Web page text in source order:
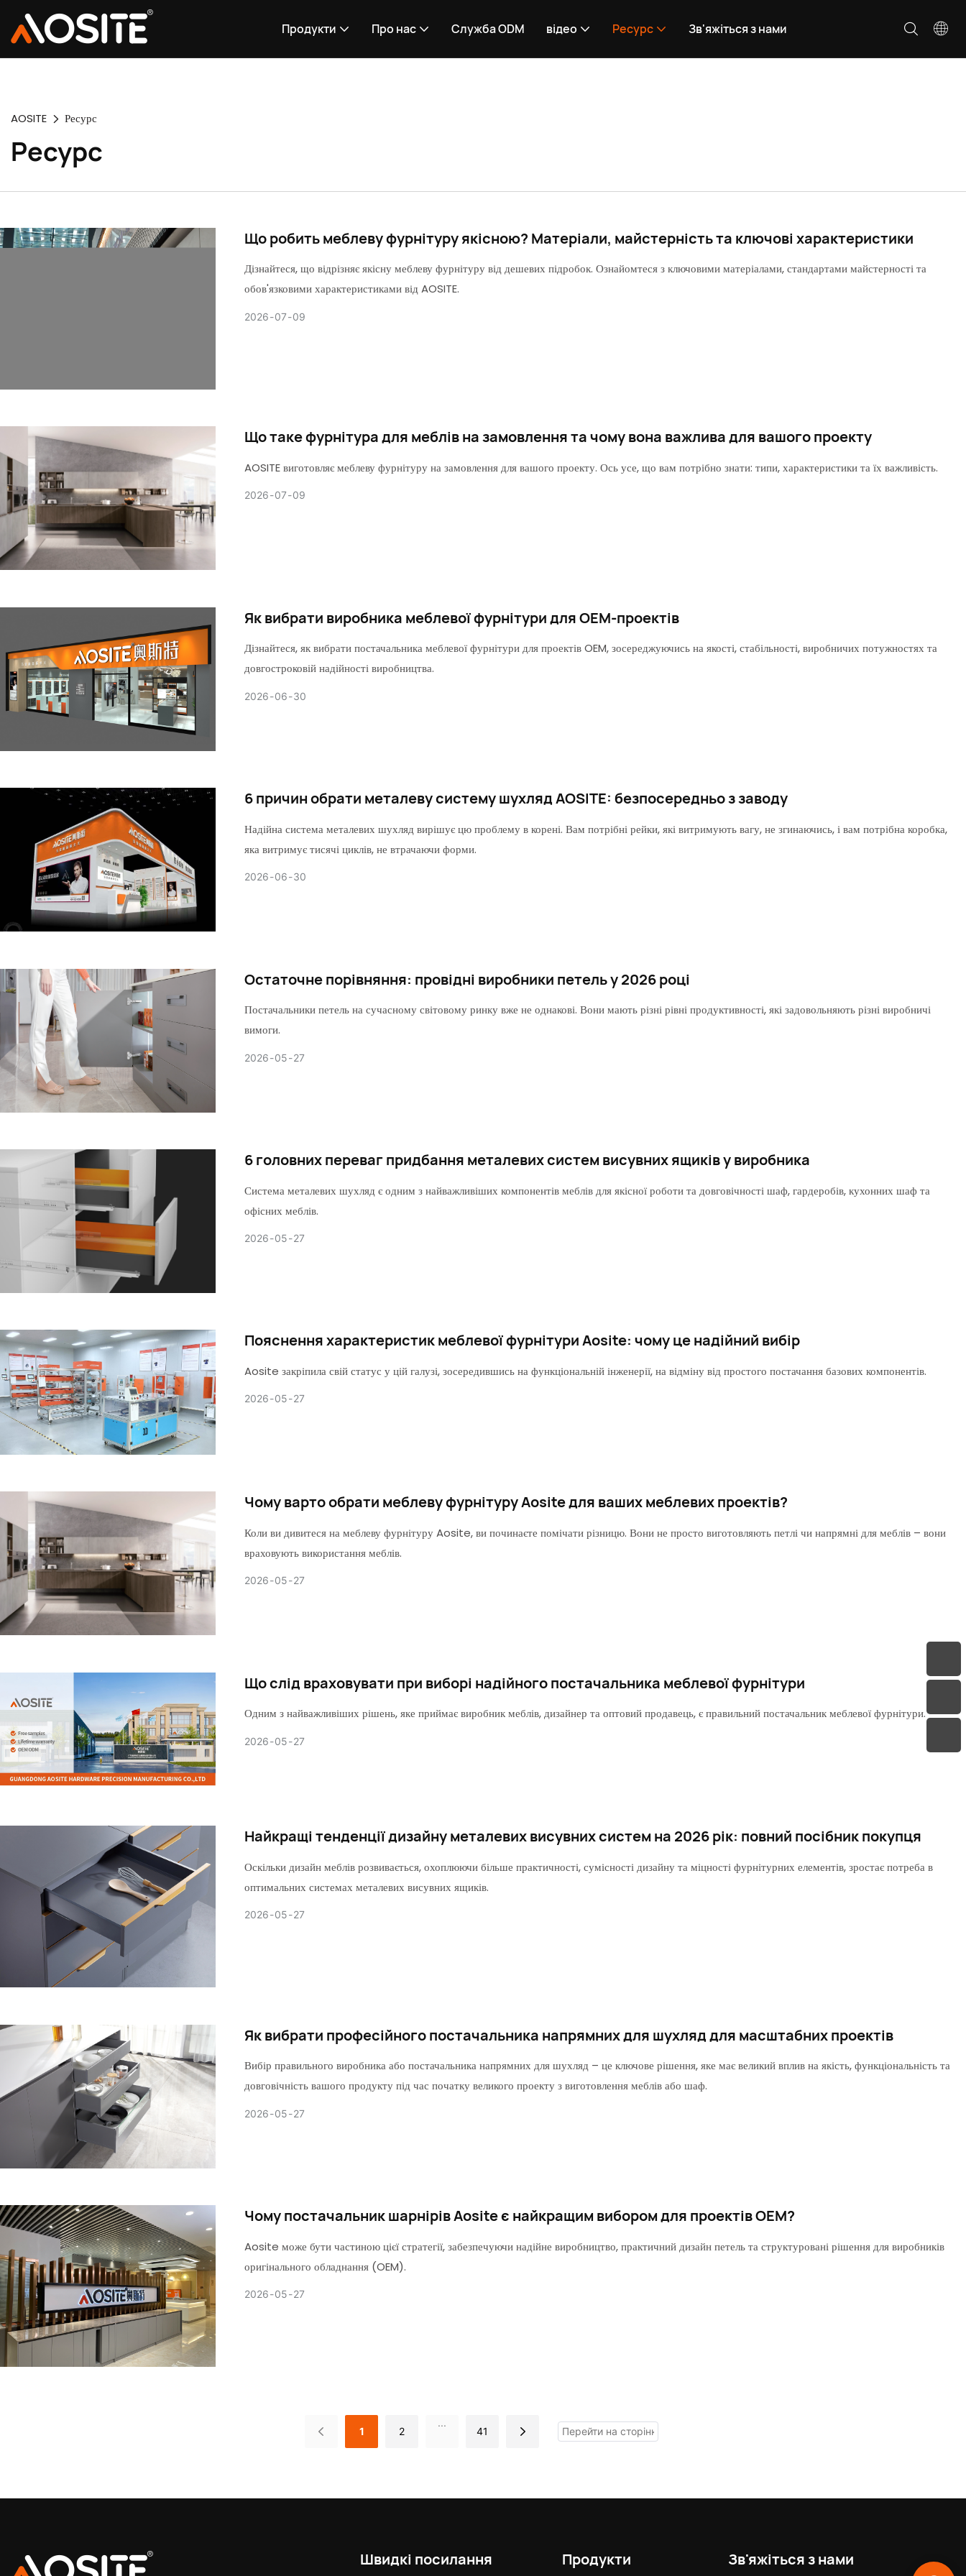
Продукти Про нас Служба ODM відео Ресурс Зв'яжіться з нами
AOSITE Ресурс
Ресурс
Що робить меблеву фурнітуру якісною? Матеріали, майстерність та ключові характеристики
Дізнайтеся, що відрізняє якісну меблеву фурнітуру від дешевих підробок. Ознайомтеся з ключовими матеріалами, стандартами майстерності та
обов'язковими характеристиками від AOSITE.
2026 07 09
Що таке фурнітура для меблів на замовлення та чому вона важлива для вашого проекту
AOSITE виготовляє меблеву фурнітуру на замовлення для вашого проекту. Ось усе, що вам потрібно знати: типи, характеристики та їх важливість.
2026 07 09
Як вибрати виробника меблевої фурнітури для OEM-проектів
Дізнайтеся, як вибрати постачальника меблевої фурнітури для проектів OEM, зосереджуючись на якості, стабільності, виробничих потужностях та
довгостроковій надійності виробництва.
2026 06 30
6 причин обрати металеву систему шухляд AOSITE: безпосередньо з заводу
Надійна система металевих шухляд вирішує цю проблему в корені. Вам потрібні рейки, які витримують вагу, не згинаючись, і вам потрібна коробка,
яка витримує тисячі циклів, не втрачаючи форми.
2026 06 30
Остаточне порівняння: провідні виробники петель у 2026 році
Постачальники петель на сучасному світовому ринку вже не однакові. Вони мають різні рівні продуктивності, які задовольняють різні виробничі
вимоги.
2026 05 27
6 головних переваг придбання металевих систем висувних ящиків у виробника
Система металевих шухляд є одним з найважливіших компонентів меблів для якісної роботи та довговічності шаф, гардеробів, кухонних шаф та
офісних меблів.
2026 05 27
Пояснення характеристик меблевої фурнітури Aosite: чому це надійний вибір
Aosite закріпила свій статус у цій галузі, зосередившись на функціональній інженерії, на відміну від простого постачання базових компонентів.
2026 05 27
Чому варто обрати меблеву фурнітуру Aosite для ваших меблевих проектів?
Коли ви дивитеся на меблеву фурнітуру Aosite, ви починаєте помічати різницю. Вони не просто виготовляють петлі чи напрямні для меблів – вони
враховують використання меблів.
2026 05 27
Що слід враховувати при виборі надійного постачальника меблевої фурнітури
Одним з найважливіших рішень, яке приймає виробник меблів, дизайнер та оптовий продавець, є правильний постачальник меблевої фурнітури.
2026 05 27
Найкращі тенденції дизайну металевих висувних систем на 2026 рік: повний посібник покупця
Оскільки дизайн меблів розвивається, охоплюючи більше практичності, сумісності дизайну та міцності фурнітурних елементів, зростає потреба в
оптимальних системах металевих висувних ящиків.
2026 05 27
Як вибрати професійного постачальника напрямних для шухляд для масштабних проектів
Вибір правильного виробника або постачальника напрямних для шухляд – це ключове рішення, яке має великий вплив на якість, функціональність та
довговічність вашого продукту під час початку великого проекту з виготовлення меблів або шаф.
2026 05 27
Чому постачальник шарнірів Aosite є найкращим вибором для проектів OEM?
Aosite може бути частиною цієї стратегії, забезпечуючи надійне виробництво, практичний дизайн петель та структуровані рішення для виробників
оригінального обладнання (OEM).
2026 05 27
1 2
...
41
Швидкі посилання Продукти Зв'яжіться з нами